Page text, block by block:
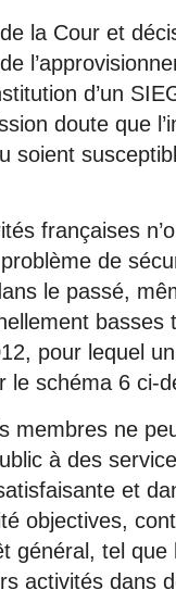
la Cour et
d’un
doute que
soient
françaises
de
le passé,
basses
pour lequel
le schéma 6 ci-
membres ne
à des
et
objectives,
général, tel que
activités dans